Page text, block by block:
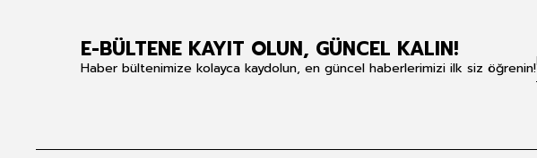
E-BÜLTENE KAYIT OLUN, GÜNCEL KALIN!
Haber bültenimize kolayca kaydolun, en güncel haberlerimizi ilk siz öğrenin!